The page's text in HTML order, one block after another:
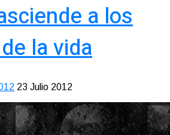
a los
la vida
23 Julio 2012